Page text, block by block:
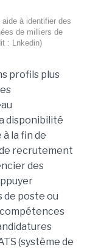
aide à identifier des
de milliers de
: Lnkedin)
profils plus
disponibilité
à la fin de
de recrutement
des
de poste ou
(système de